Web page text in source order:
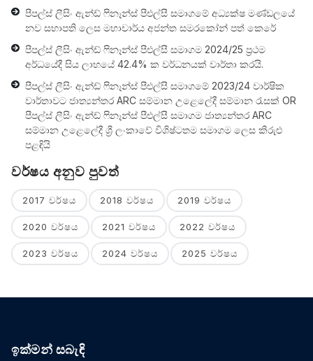
පීපල්ස් ලීසිං ඇන්ඩ් ෆිනෑන්ස් පීඑල්සී සමාගමේ අධ්‍යක්ෂ මණ්ඩලයේ
නව සභාපති ලෙස මහාචාර්ය අජන්ත සමරකෝන් පත් කෙරේ
පීපල්ස් ලීසිං ඇන්ඩ් ෆිනෑන්ස් පීඑල්සී සමාගම 2024/25 ප්‍රථම
අර්ධයේදී සිය ලාභයේ 42.4% ක වර්ධනයක් වාර්තා කරයි.
පීපල්ස් ලීසිං ඇන්ඩ් ෆිනෑන්ස් පීඑල්සී සමාගමේ 2023/24 වාර්ෂික
වාර්තාවට ජාත්‍යන්තර ARC සම්මාන උළෙලේදී සම්මාන රැසක් OR
පීපල්ස් ලීසිං ඇන්ඩ් ෆිනෑන්ස් පීඑල්සී සමාගම ජාත්‍යන්තර ARC
සම්මාන උළෙලේදී ශ්‍රී ලංකාවේ විශිෂ්ටතම සමාගම ලෙස කිරුළු
පළඳියි
වර්ෂය අනුව පුවත්
2017 වර්ෂය 2018 වර්ෂය 2019 වර්ෂය
2020 වර්ෂය 2021 වර්ෂය 2022 වර්ෂය
2023 වර්ෂය 2024 වර්ෂය 2025 වර්ෂය
ඉක්මන් සබැඳි